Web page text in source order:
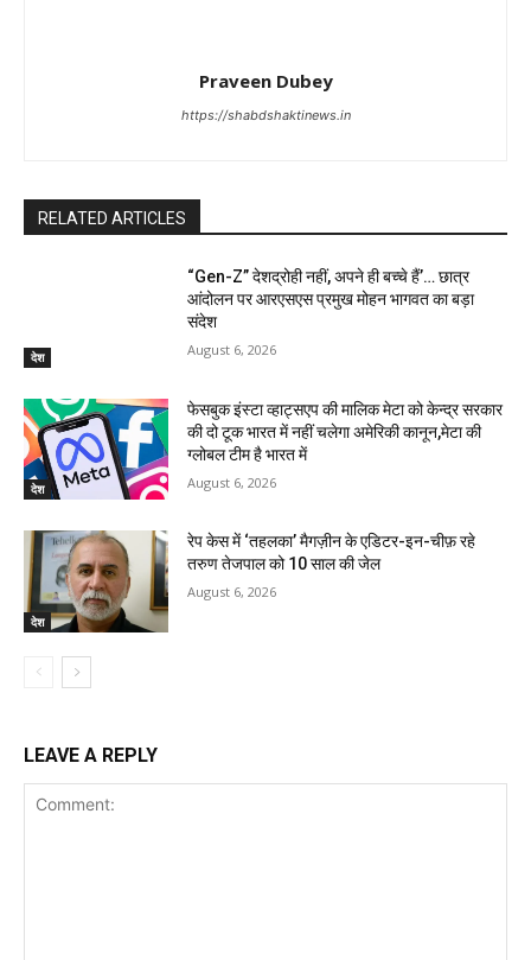
Praveen Dubey
https://shabdshaktinews.in
RELATED ARTICLES
देश
“Gen-Z” देशद्रोही नहीं, अपने ही बच्चे हैं’… छात्र
आंदोलन पर आरएसएस प्रमुख मोहन भागवत का बड़ा
संदेश
August 6, 2026
देश
फेसबुक इंस्टा व्हाट्सएप की मालिक मेटा को केन्द्र सरकार
की दो टूक भारत में नहीं चलेगा अमेरिकी कानून,मेटा की
ग्लोबल टीम है भारत में
August 6, 2026
देश
रेप केस में ‘तहलका’ मैगज़ीन के एडिटर-इन-चीफ़ रहे
तरुण तेजपाल को 10 साल की जेल
August 6, 2026
LEAVE A REPLY